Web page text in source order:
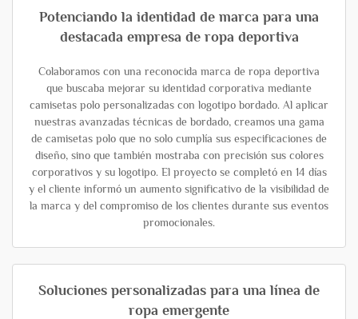
Potenciando la identidad de marca para una
destacada empresa de ropa deportiva
Colaboramos con una reconocida marca de ropa deportiva
que buscaba mejorar su identidad corporativa mediante
camisetas polo personalizadas con logotipo bordado. Al aplicar
nuestras avanzadas técnicas de bordado, creamos una gama
de camisetas polo que no solo cumplía sus especificaciones de
diseño, sino que también mostraba con precisión sus colores
corporativos y su logotipo. El proyecto se completó en 14 días
y el cliente informó un aumento significativo de la visibilidad de
la marca y del compromiso de los clientes durante sus eventos
promocionales.
Soluciones personalizadas para una línea de
ropa emergente